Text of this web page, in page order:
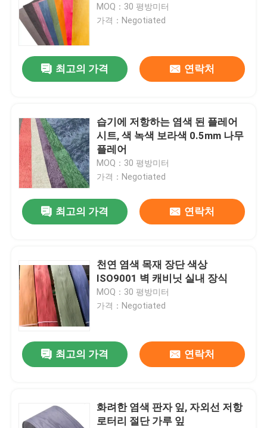
MOQ：30 평방미터
가격：Negotiated
최고의 가격 연락처
습기에 저항하는 염색 된 플레어
시트, 색 녹색 보라색 0.5mm 나무
플레어
MOQ：30 평방미터
가격：Negotiated
최고의 가격 연락처
천연 염색 목재 장단 색상
ISO9001 벽 캐비닛 실내 장식
MOQ：30 평방미터
가격：Negotiated
최고의 가격 연락처
화려한 염색 판자 잎, 자외선 저항
로터리 절단 가루 잎